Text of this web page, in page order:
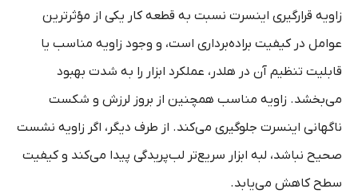
زاویه قرارگیری اینسرت نسبت به قطعه کار یکی از مؤثرترین
عوامل در کیفیت براده‌برداری است، و وجود زاویه مناسب یا
قابلیت تنظیم آن در هلدر، عملکرد ابزار را به شدت بهبود
می‌بخشد. زاویه مناسب همچنین از بروز لرزش و شکست
ناگهانی اینسرت جلوگیری می‌کند. از طرف دیگر، اگر زاویه نشست
صحیح نباشد، لبه ابزار سریع‌تر لب‌پریدگی پیدا می‌کند و کیفیت
سطح کاهش می‌یابد.